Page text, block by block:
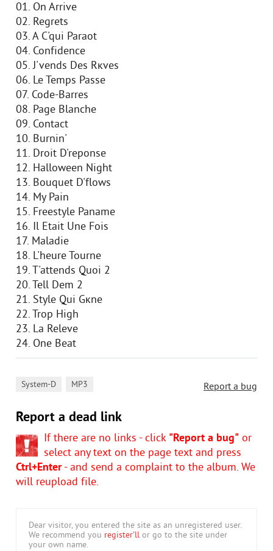
01. On Arrive
02. Regrets
03. A C'qui Paraоt
04. Confidence
05. J'vends Des Rкves
06. Le Temps Passe
07. Code-Barres
08. Page Blanche
09. Contact
10. Burnin'
11. Droit D'reponse
12. Halloween Night
13. Bouquet D'flows
14. My Pain
15. Freestyle Paname
16. Il Etait Une Fois
17. Maladie
18. L'heure Tourne
19. T'attends Quoi 2
20. Tell Dem 2
21. Style Qui Gкne
22. Trop High
23. La Releve
24. One Beat
Report a bug
System-D MP3
Report a dead link
If there are no links - click "Report a bug" or
select any text on the page text and press
Ctrl+Enter- and send a complaint to the album. We
will reupload file.
Dear visitor, you entered the site as an unregistered user.
We recommend you register'll or go to the site under
your own name.